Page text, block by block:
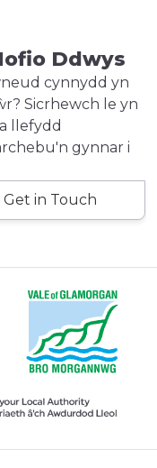
Ddwys
cynnydd yn
Sicrhewch le yn
llefydd
gynnar i
Get in Touch